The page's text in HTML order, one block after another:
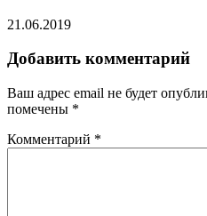
21.06.2019
Добавить комментарий
Ваш адрес email не будет
помечены *
Комментарий *